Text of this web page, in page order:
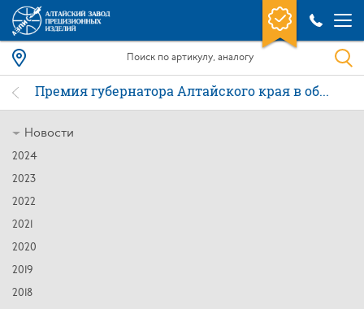
Премия губернатора Алтайского края в области науки и техники
Новости
2024
2023
2022
2021
2020
2019
2018